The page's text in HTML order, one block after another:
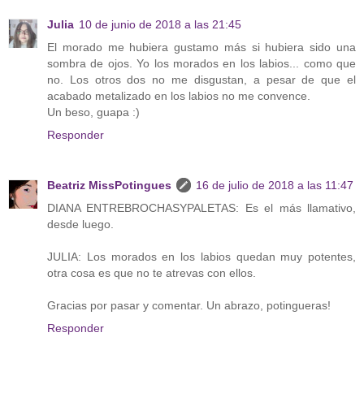
Julia 10 de junio de 2018 a las 21:45
El morado me hubiera gustamo más si hubiera sido una
sombra de ojos. Yo los morados en los labios... como que
no. Los otros dos no me disgustan, a pesar de que el
acabado metalizado en los labios no me convence.
Un beso, guapa :)
Responder
Beatriz MissPotingues
16 de julio de 2018 a las 11:47
DIANA ENTREBROCHASYPALETAS: Es el más llamativo,
desde luego.
JULIA: Los morados en los labios quedan muy potentes,
otra cosa es que no te atrevas con ellos.
Gracias por pasar y comentar. Un abrazo, potingueras!
Responder